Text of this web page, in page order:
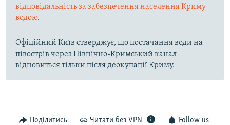
відповідальність за забезпечення населення Криму
водою.
Офіційний Київ стверджує, що постачання води на
півострів через Північно-Кримський канал
відновиться тільки після деокупації Криму.
Поділитись Читати без VPN Follow us